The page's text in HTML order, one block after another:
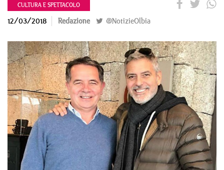
CULTURA E SPETTACOLO
12/03/2018 Redazione @NotizieOlbia